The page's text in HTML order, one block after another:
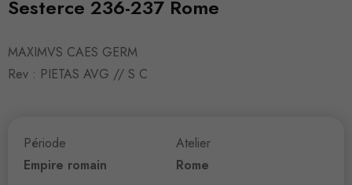
Sesterce 236-237 Rome
MAXIMVS CAES GERM
Rev : PIETAS AVG // S C
Période
Empire romain
Atelier
Rome